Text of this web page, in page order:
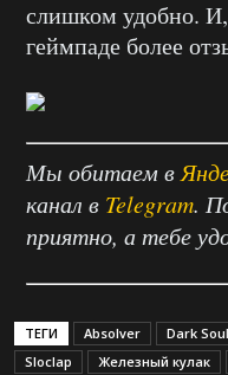
слишком удобно.
геймпаде более
Мы обитаем в
канал в Telegram.
приятно, а тебе
ТЕГИ Absolver Dark
Sloclap
Железный кулак